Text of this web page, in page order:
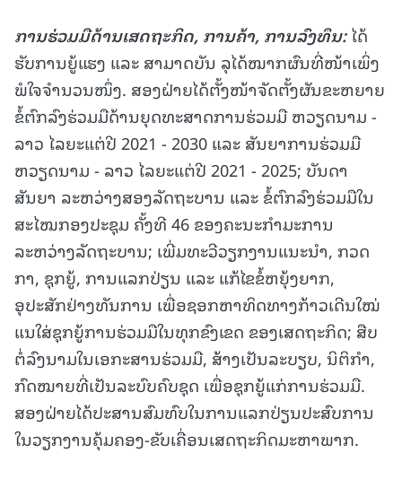
ການຮ່ວມມືດ້ານເສດຖະກິດ, ການຄ້າ, ການລົງທຶນ: ໄດ້
ຮັບການຍູ້ແຮງ ແລະ ສາມາດບັນ ລຸໄດ້ໝາກຜົນທີ່ໜ້າເພິ່ງ
ພໍໃຈຈໍານວນໜຶ່ງ. ສອງຝ່າຍໄດ້ຕັ້ງໜ້າຈັດຕັ້ງຜັນຂະຫຍາຍ
ຂໍ້ຕົກລົງຮ່ວມມືດ້ານຍຸດທະສາດການຮ່ວມມື ຫວຽດນາມ -
ລາວ ໄລຍະແຕ່ປີ 2021 - 2030 ແລະ ສັນຍາການຮ່ວມມື
ຫວຽດນາມ - ລາວ ໄລຍະແຕ່ປີ 2021 - 2025; ບັນດາ
ສັນຍາ ລະຫວ່າງສອງລັດຖະບານ ແລະ ຂໍ້ຕົກລົງຮ່ວມມືໃນ
ສະໄໝກອງປະຊຸມ ຄັ້ງທີ 46 ຂອງຄະນະກໍາມະການ
ລະຫວ່າງລັດຖະບານ; ເພີ່ມທະວີວຽກງານແນະນໍາ, ກວດ
ກາ, ຊຸກຍູ້, ການແລກປ່ຽນ ແລະ ແກ້ໄຂຂໍ້ຫຍຸ້ງຍາກ,
ອຸປະສັກຢ່າງທັນການ ເພື່ອຊອກຫາທິດທາງກ້າວເດີນໃໝ່
ແນໃສ່ຊຸກຍູ້ການຮ່ວມມືໃນທຸກຂົງເຂດ ຂອງເສດຖະກິດ; ສືບ
ຕໍ່ລົງນາມໃນເອກະສານຮ່ວມມື, ສ້າງເປັນລະບຽບ, ນິຕິກໍາ,
ກົດໝາຍທີ່ເປັນລະບົບຄົບຊຸດ ເພື່ອຊຸກຍູ້ແກ່ການຮ່ວມມື.
ສອງຝ່າຍໄດ້ປະສານສົມທົບໃນການແລກປ່ຽນປະສົບການ
ໃນວຽກງານຄຸ້ມຄອງ-ຂັບເຄື່ອນເສດຖະກິດມະຫາພາກ.